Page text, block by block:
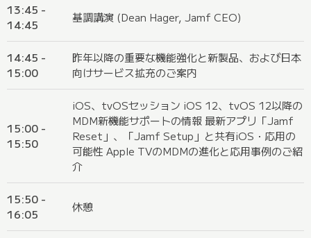
13:45 -
14:45
基調講演 (Dean Hager, Jamf CEO)
14:45 -
15:00
昨年以降の重要な機能強化と新製品、および日本
向けサービス拡充のご案内
15:00 -
15:50
iOS、tvOSセッション iOS 12、tvOS 12以降の
MDM新機能サポートの情報 最新アプリ「Jamf
Reset」、「Jamf Setup」と共有iOS・応用の
可能性 Apple TVのMDMの進化と応用事例のご紹
介
15:50 -
16:05
休憩